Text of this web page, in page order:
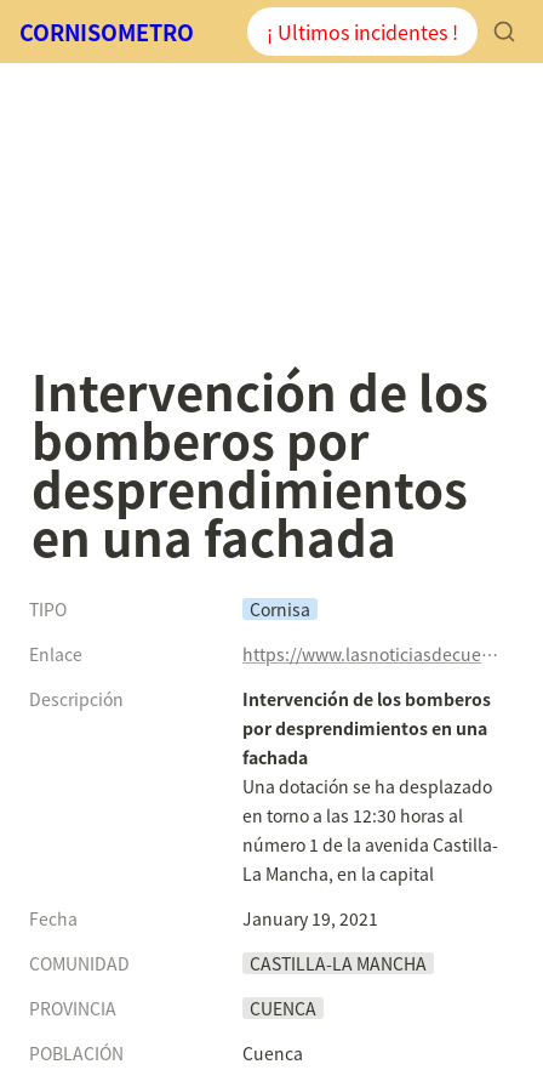
CORNISOMETRO ¡ Ultimos incidentes !
Intervención de los
bomberos por
desprendimientos
en una fachada
TIPO
Cornisa
Enlace
https://www.lasnoticiasdecuenca.es/cuenca/Intervenci--n-bomberos-capital-desprendimientos-fachada-52838
Descripción
Intervención de los bomberos
por desprendimientos en una
fachada
Una dotación se ha desplazado
en torno a las 12:30 horas al
número 1 de la avenida Castilla-
La Mancha, en la capital
Fecha
January 19, 2021
COMUNIDAD
CASTILLA-LA MANCHA
PROVINCIA
CUENCA
POBLACIÓN
Cuenca